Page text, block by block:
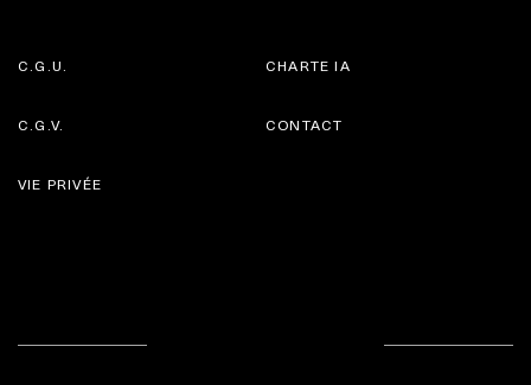
C.G.U.
C.G.V.
CHARTE IA
CONTACT
VIE PRIVÉE